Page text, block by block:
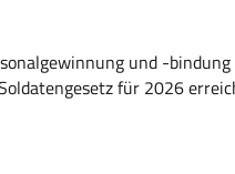
und -
für 2026